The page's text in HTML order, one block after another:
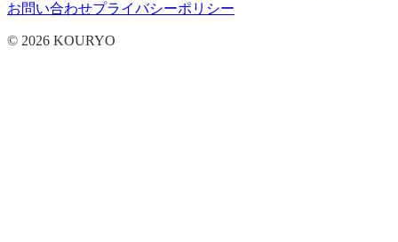
お問い合わせプライバシーポリシー
© 2026 KOURYO